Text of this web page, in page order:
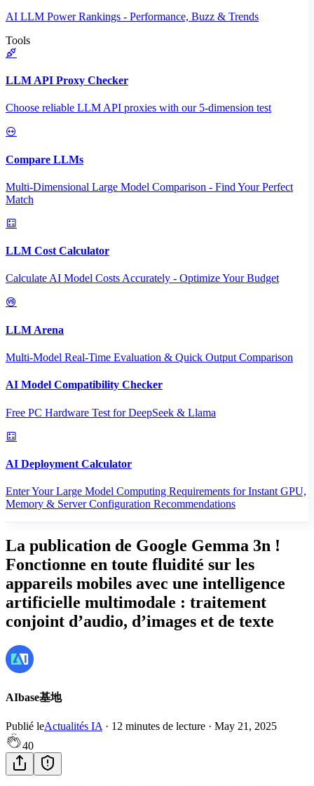
AI LLM Power Rankings - Performance, Buzz & Trends
Tools
LLM API Proxy Checker
Choose reliable LLM API proxies with our 5-dimension test
Compare LLMs
Multi-Dimensional Large Model Comparison - Find Your Perfect
Match
LLM Cost Calculator
Calculate AI Model Costs Accurately - Optimize Your Budget
LLM Arena
Multi-Model Real-Time Evaluation & Quick Output Comparison
AI Model Compatibility Checker
Free PC Hardware Test for DeepSeek & Llama
AI Deployment Calculator
Enter Your Large Model Computing Requirements for Instant GPU,
Memory & Server Configuration Recommendations
La publication de Google Gemma 3n !
Fonctionne en toute fluidité sur les
appareils mobiles avec une intelligence
artificielle multimodale : traitement
conjoint d’audio, d’images et de texte
AIbase基地
Publié leActualités IA · 12 minutes de lecture · May 21, 2025
40